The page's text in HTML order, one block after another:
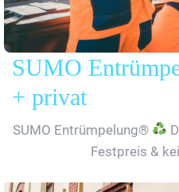
SUMO
+ privat
SUMO Entrümpelung®
Festpreis &